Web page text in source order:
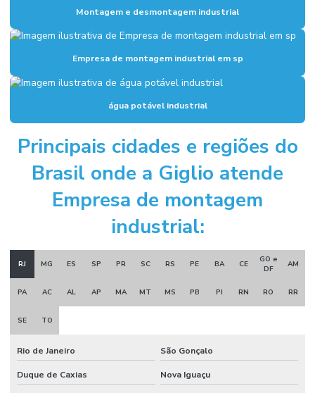
Instalação de combate a incêndio
Instalação de hidrantes
Instalação hidráulica para indústria
Instalação hidráulica industrial
Instalação de sistema de combate a incêndio
Instalação de sistema de incêndio
Manutenção sistema de alarme de incêndio
Manutenção sistema de incêndio
Montagem e desmontagem industrial
Montagem e desmontagem industrial
Empresa de montagem industrial em sp
água potável industrial
Principais cidades e regiões do
Brasil onde a Giglio atende
Empresa de montagem
industrial:
RJ MG ES SP PR SC RS PE BA CE
GO e
DF
AM
PA AC AL AP MA MT MS PB PI RN RO RR
SE TO
Rio de Janeiro São Gonçalo
Duque de Caxias Nova Iguaçu